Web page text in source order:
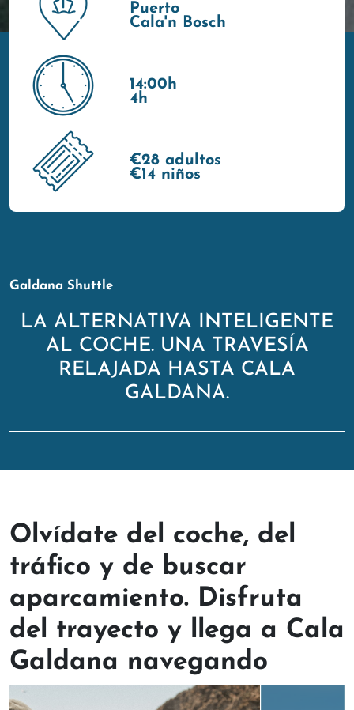
Puerto
Cala'n Bosch
14:00h
4h
€28 adultos
€14 niños
Galdana Shuttle
LA ALTERNATIVA INTELIGENTE
AL COCHE. UNA TRAVESÍA
RELAJADA HASTA CALA
GALDANA.
Olvídate del coche, del
tráfico y de buscar
aparcamiento. Disfruta
del trayecto y llega a Cala
Galdana navegando